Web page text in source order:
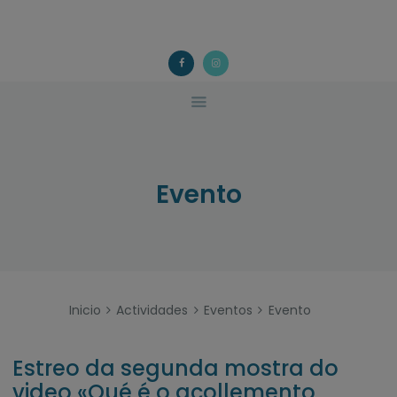
Evento
Inicio Actividades Eventos Evento
ACOUGO
Asociación galega de familias de acollida
QUÉ FACEMOS?
ACTIVIDADES
Estreo da segunda mostra do